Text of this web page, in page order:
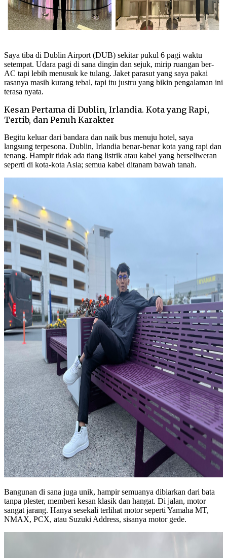
Saya tiba di Dublin Airport (DUB) sekitar pukul 6 pagi waktu
setempat. Udara pagi di sana dingin dan sejuk, mirip ruangan ber-
AC tapi lebih menusuk ke tulang. Jaket parasut yang saya pakai
rasanya masih kurang tebal, tapi itu justru yang bikin pengalaman ini
terasa nyata.
Kesan Pertama di Dublin, Irlandia. Kota yang Rapi,
Tertib, dan Penuh Karakter
Begitu keluar dari bandara dan naik bus menuju hotel, saya
langsung terpesona. Dublin, Irlandia benar-benar kota yang rapi dan
tenang. Hampir tidak ada tiang listrik atau kabel yang berseliweran
seperti di kota-kota Asia; semua kabel ditanam bawah tanah.
Bangunan di sana juga unik, hampir semuanya dibiarkan dari bata
tanpa plester, memberi kesan klasik dan hangat. Di jalan, motor
sangat jarang. Hanya sesekali terlihat motor seperti Yamaha MT,
NMAX, PCX, atau Suzuki Address, sisanya motor gede.